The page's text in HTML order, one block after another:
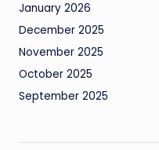
January 2026
December 2025
November 2025
October 2025
September 2025